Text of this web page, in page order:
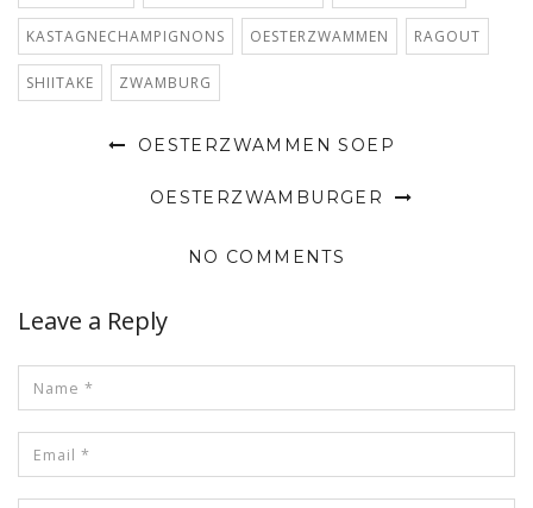
KASTAGNECHAMPIGNONS OESTERZWAMMEN RAGOUT
SHIITAKE ZWAMBURG
OESTERZWAMMEN SOEP
OESTERZWAMBURGER
NO COMMENTS
Leave a Reply